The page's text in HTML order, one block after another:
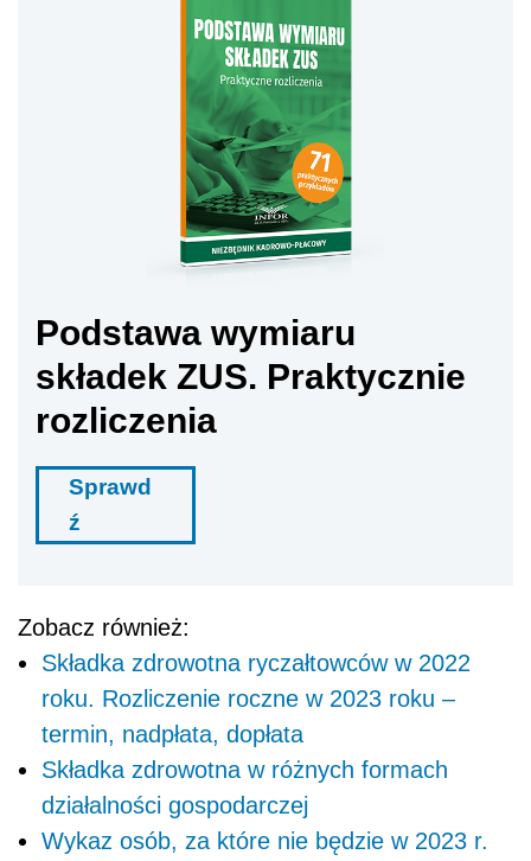
Podstawa wymiaru
składek ZUS. Praktycznie
rozliczenia
Sprawd
ź
Zobacz również:
Składka zdrowotna ryczałtowców w 2022
roku. Rozliczenie roczne w 2023 roku –
termin, nadpłata, dopłata
Składka zdrowotna w różnych formach
działalności gospodarczej
Wykaz osób, za które nie będzie w 2023 r.